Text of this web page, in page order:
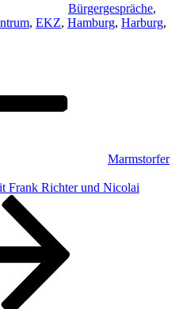
Bürgergespräche,
, EKZ, Hamburg, Harburg,
Marmstorfer
Frank Richter und Nicolai